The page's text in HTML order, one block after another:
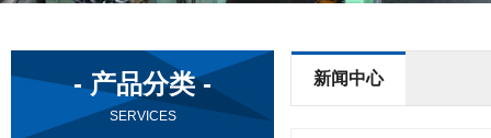
- 产品分类 -
SERVICES
新闻中心